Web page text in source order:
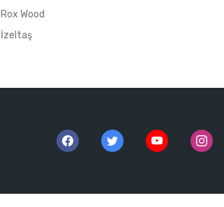
Rox Wood
İzeltaş